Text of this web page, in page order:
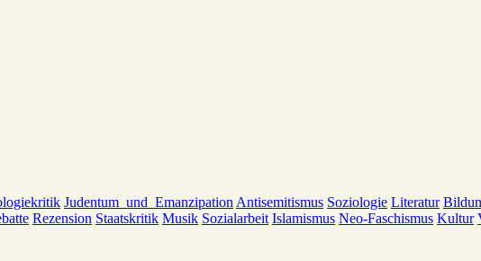
Judentum_und_Emanzipation Antisemitismus Soziologie Literatur
Rezension Staatskritik Musik Sozialarbeit Islamismus Neo-Faschismus Kultur